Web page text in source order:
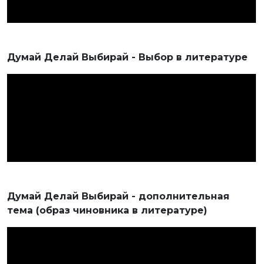
Думай Делай Выбирай - Выбор в литературе
Думай Делай Выбирай - дополнительная
тема (образ чиновника в литературе)